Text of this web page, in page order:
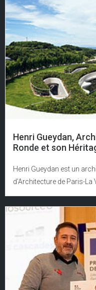
Henri Gueydan,
Ronde et son
Henri Gueydan est un
d’Architecture de Paris-La